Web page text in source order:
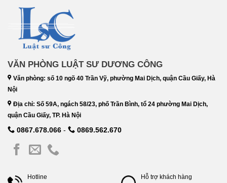
VĂN PHÒNG LUẬT SƯ DƯƠNG CÔNG
Văn phòng: số 10 ngõ 40 Trần Vỹ, phường Mai Dịch, quận Cầu Giấy, Hà
Nội
Địa chỉ: Số 59A, ngách 58/23, phố Trần Bình, tổ 24 phường Mai Dịch,
quận Cầu Giấy, TP. Hà Nội
0867.678.066 - 0869.562.670
Hotline Hỗ trợ khách hàng